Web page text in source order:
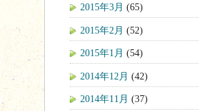
2015年3月 (65)
2015年2月 (52)
2015年1月 (54)
2014年12月 (42)
2014年11月 (37)